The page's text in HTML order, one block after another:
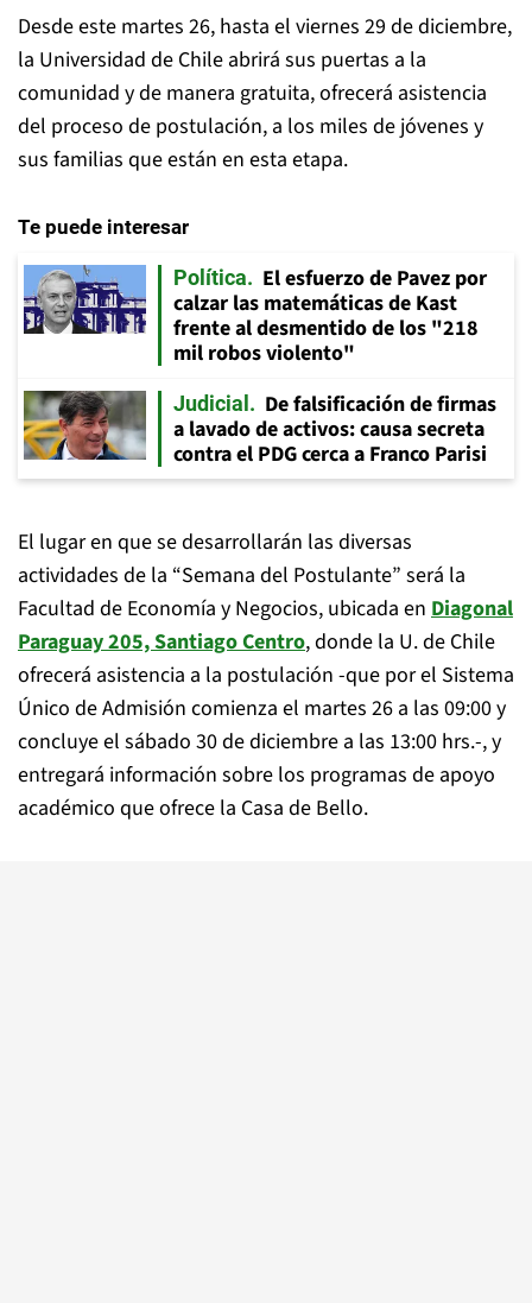
Desde este martes 26, hasta el viernes 29 de diciembre,
la Universidad de Chile abrirá sus puertas a la
comunidad y de manera gratuita, ofrecerá asistencia
del proceso de postulación, a los miles de jóvenes y
sus familias que están en esta etapa.
Te puede interesar
Política
El esfuerzo de Pavez por
calzar las matemáticas de Kast
frente al desmentido de los "218
mil robos violento"
Judicial
De falsificación de firmas
a lavado de activos: causa secreta
contra el PDG cerca a Franco Parisi
El lugar en que se desarrollarán las diversas
actividades de la “Semana del Postulante” será la
Facultad de Economía y Negocios, ubicada en Diagonal
Paraguay 205, Santiago Centro, donde la U. de Chile
ofrecerá asistencia a la postulación -que por el Sistema
Único de Admisión comienza el martes 26 a las 09:00 y
concluye el sábado 30 de diciembre a las 13:00 hrs.-, y
entregará información sobre los programas de apoyo
académico que ofrece la Casa de Bello.